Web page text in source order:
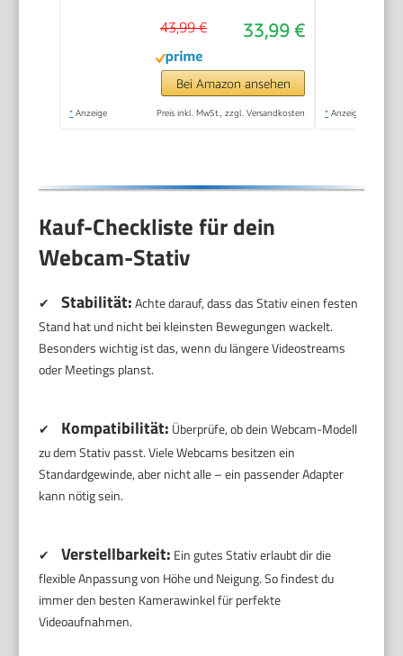
33,99 €
43,99 €
Bei Amazon ansehen
* Anzeige Preis inkl. MwSt., zzgl. Versandkosten * Anzeige
Kauf-Checkliste für dein
Webcam-Stativ
✔ Stabilität:Achte darauf, dass das Stativ einen festen
Stand hat und nicht bei kleinsten Bewegungen wackelt.
Besonders wichtig ist das, wenn du längere Videostreams
oder Meetings planst.
✔ Kompatibilität: Überprüfe, ob dein Webcam-Modell
zu dem Stativ passt. Viele Webcams besitzen ein
Standardgewinde, aber nicht alle – ein passender Adapter
kann nötig sein.
✔ Verstellbarkeit: Ein gutes Stativ erlaubt dir die
flexible Anpassung von Höhe und Neigung. So findest du
immer den besten Kamerawinkel für perfekte
Videoaufnahmen.